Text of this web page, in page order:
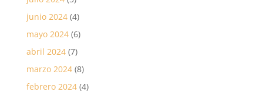
junio 2024(4)
mayo 2024(6)
abril 2024(7)
marzo 2024(8)
febrero 2024(4)